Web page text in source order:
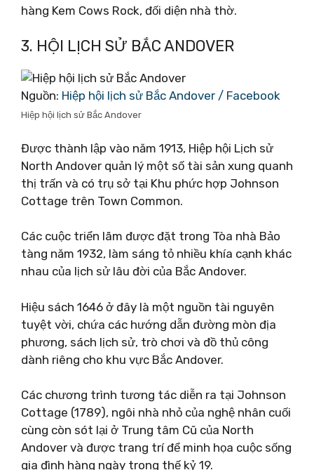
hàng Kem Cows Rock, đối diện nhà thờ.
3. HỘI LỊCH SỬ BẮC ANDOVER
Nguồn: Hiệp hội lịch sử Bắc Andover / Facebook
Hiệp hội lịch sử Bắc Andover
Được thành lập vào năm 1913, Hiệp hội Lịch sử
North Andover quản lý một số tài sản xung quanh
thị trấn và có trụ sở tại Khu phức hợp Johnson
Cottage trên Town Common.
Các cuộc triển lãm được đặt trong Tòa nhà Bảo
tàng năm 1932, làm sáng tỏ nhiều khía cạnh khác
nhau của lịch sử lâu đời của Bắc Andover.
Hiệu sách 1646 ở đây là một nguồn tài nguyên
tuyệt vời, chứa các hướng dẫn đường mòn địa
phương, sách lịch sử, trò chơi và đồ thủ công
dành riêng cho khu vực Bắc Andover.
Các chương trình tương tác diễn ra tại Johnson
Cottage (1789), ngôi nhà nhỏ của nghệ nhân cuối
cùng còn sót lại ở Trung tâm Cũ của North
Andover và được trang trí để minh họa cuộc sống
gia đình hàng ngày trong thế kỷ 19.